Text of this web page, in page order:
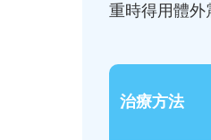
重時得用體外
治療方法